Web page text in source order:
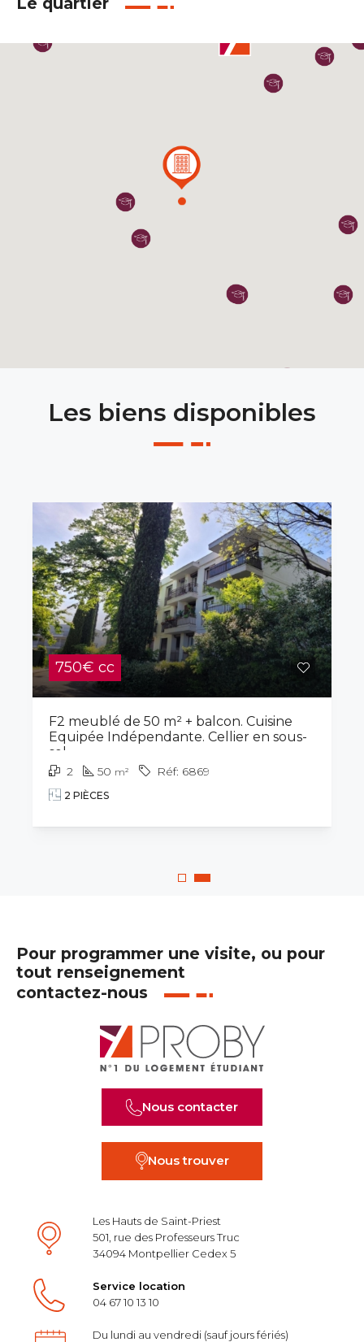
Les biens disponibles
750€ cc
F2 meublé de 50 m² + balcon. Cuisine
Equipée Indépendante. Cellier en sous-
sol.
2 50 m² 6869
2 PIÈCES
Pour programmer une visite, ou pour
tout renseignement
contactez-nous
Nous contacter
Nous trouver
Les Hauts de Saint-Priest
501, rue des Professeurs Truc
34094 Montpellier Cedex 5
Service location
04 67 10 13 10
Du lundi au vendredi (sauf jours fériés)